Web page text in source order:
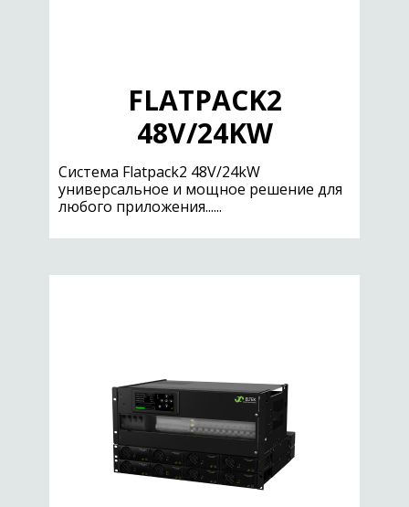
FLATPACK2
48V/24KW
Cистема Flatpack2 48V/24kW
универсальное и мощное решение для
любого приложения......